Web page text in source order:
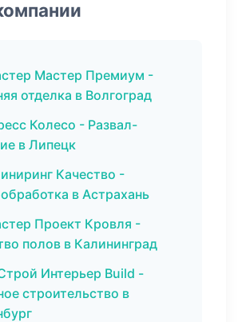
Мастер Премиум -
отделка в Волгоград
Колесо - Развал-
в Липецк
Качество -
в Астрахань
Проект Кровля -
полов в Калининград
Интерьер Build -
строительство в